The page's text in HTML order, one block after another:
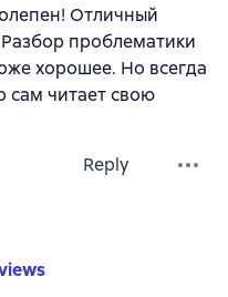
Отличный
проблематики
хорошее. Но всегда
сам читает свою
Reply